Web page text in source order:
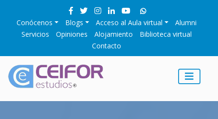
Conócenos Blogs Acceso al Aula virtual
Alumni
Servicios
Opiniones Alojamiento
Biblioteca virtual
Contacto